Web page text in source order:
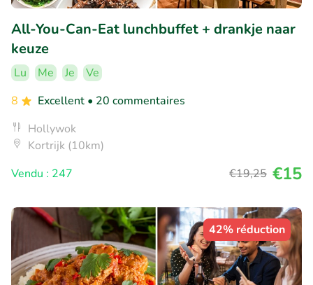
All-You-Can-Eat lunchbuffet + drankje naar
keuze
Lu Me Je
Ve
8
Excellent • 20 commentaires
Hollywok
Kortrijk (10km)
Vendu : 247
€19,25 €15
42% réduction